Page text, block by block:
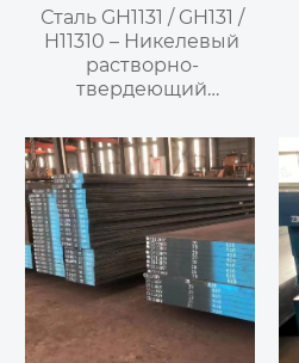
Сталь GH1131 / GH131 /
H11310 – Никелевый
растворно-
твердеющий
сплав